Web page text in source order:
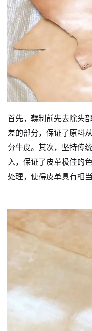
首先，鞣制前先去除头
差的部分，保证了原料
分牛皮。其次，坚持传
入，保证了皮革极佳的
处理，使得皮革具有相